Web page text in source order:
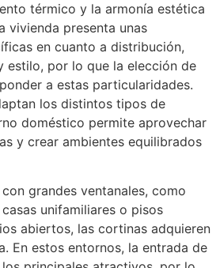
térmico y la armonía estética
vivienda presenta unas
en cuanto a distribución,
estilo, por lo que la elección de
a estas particularidades.
los distintos tipos de
doméstico permite aprovechar
y crear ambientes equilibrados
grandes ventanales, como
unifamiliares o pisos
abiertos, las cortinas adquieren
En estos entornos, la entrada de